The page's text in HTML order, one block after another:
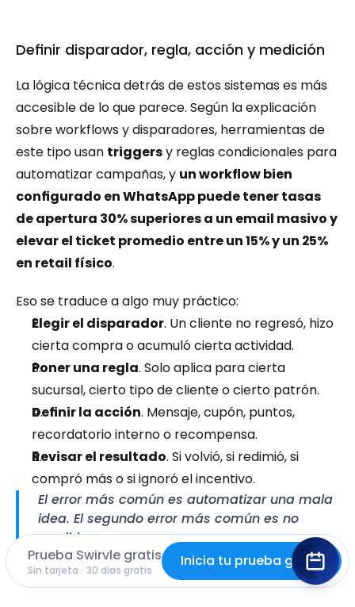
Definir disparador, regla, acción y medición
La lógica técnica detrás de estos sistemas es más
accesible de lo que parece. Según la explicación
sobre workflows y disparadores, herramientas de
este tipo usan triggers y reglas condicionales para
automatizar campañas, y un workflow bien
configurado en WhatsApp puede tener tasas
de apertura 30% superiores a un email masivo y
elevar el ticket promedio entre un 15% y un 25%
en retail físico.
Eso se traduce a algo muy práctico:
Elegir el disparador. Un cliente no regresó, hizo
cierta compra o acumuló cierta actividad.
Poner una regla. Solo aplica para cierta
sucursal, cierto tipo de cliente o cierto patrón.
Definir la acción. Mensaje, cupón, puntos,
recordatorio interno o recompensa.
Revisar el resultado. Si volvió, si redimió, si
compró más o si ignoró el incentivo.
El error más común es automatizar una mala
idea. El segundo error más común es no
medirla.
Prueba Swirvle gratis
Sin tarjeta · 30 días gratis
Inicia tu prueba gratis